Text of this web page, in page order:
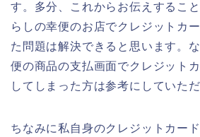
す。多分、これからお伝えするこ
らしの幸便のお店でクレジットカ
た問題は解決できると思います。
便の商品の支払画面でクレジット
してしまった方は参考にしていた
ちなみに私自身のクレジットカー